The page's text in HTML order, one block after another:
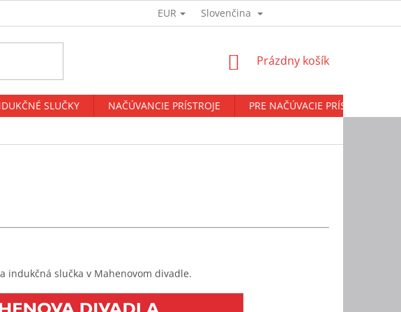
EUR Slovenčina
NÁKUPNÝ
Prázdny košík
SLUČKY NAČÚVANCIE PRÍSTROJE
PRE NAČÚVACIE PRÍSTROJE
indukčná slučka v Mahenovom divadle.